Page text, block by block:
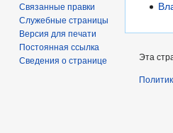
Связанные правки
Служебные страницы
Версия для печати
Постоянная ссылка
Сведения о странице
Эта